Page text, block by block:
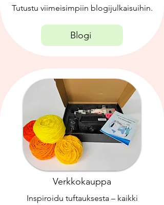
Tutustu viimeisimpiin blogijulkaisuihin.
Blogi
Verkkokauppa
Inspiroidu tuftauksesta – kaikki